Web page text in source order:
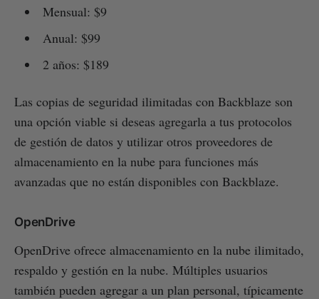
Mensual: $9
Anual: $99
2 años: $189
Las copias de seguridad ilimitadas con Backblaze son
una opción viable si deseas agregarla a tus protocolos
de gestión de datos y utilizar otros proveedores de
almacenamiento en la nube para funciones más
avanzadas que no están disponibles con Backblaze.
OpenDrive
OpenDrive ofrece almacenamiento en la nube ilimitado,
respaldo y gestión en la nube. Múltiples usuarios
también pueden agregar a un plan personal, típicamente